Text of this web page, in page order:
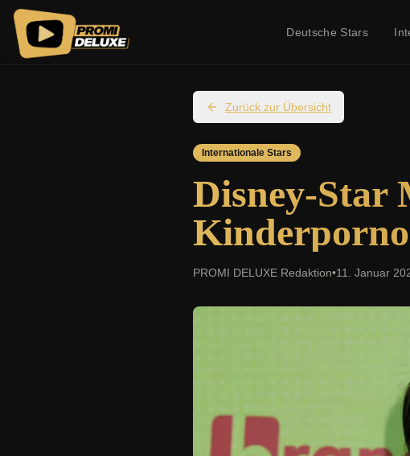
Deutsche Stars
Zurück zur Übersicht
Internationale Stars
Disney-Star
PROMI DELUXE Redaktion•11. Januar